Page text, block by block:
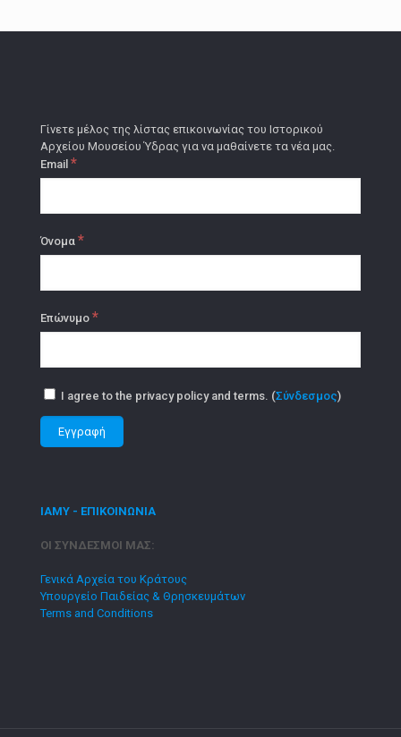
Γίνετε μέλος της λίστας επικοινωνίας του Ιστορικού
Αρχείου Μουσείου Ύδρας για να μαθαίνετε τα νέα μας.
Email *
Όνομα *
Επώνυμο *
I agree to the privacy policy and terms. (Σύνδεσμος)
ΙΑΜΥ - ΕΠΙΚΟΙΝΩΝΙΑ
ΟΙ ΣΥΝΔΕΣΜΟΙ ΜΑΣ:
Γενικά Αρχεία του Κράτους
Υπουργείο Παιδείας & Θρησκευμάτων
Terms and Conditions